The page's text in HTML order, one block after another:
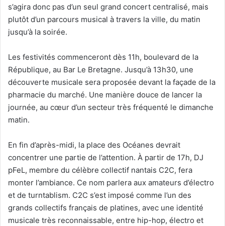
s’agira donc pas d’un seul grand concert centralisé, mais
plutôt d’un parcours musical à travers la ville, du matin
jusqu’à la soirée.
Les festivités commenceront dès 11h, boulevard de la
République, au Bar Le Bretagne. Jusqu’à 13h30, une
découverte musicale sera proposée devant la façade de la
pharmacie du marché. Une manière douce de lancer la
journée, au cœur d’un secteur très fréquenté le dimanche
matin.
En fin d’après-midi, la place des Océanes devrait
concentrer une partie de l’attention. À partir de 17h, DJ
pFeL, membre du célèbre collectif nantais C2C, fera
monter l’ambiance. Ce nom parlera aux amateurs d’électro
et de turntablism. C2C s’est imposé comme l’un des
grands collectifs français de platines, avec une identité
musicale très reconnaissable, entre hip-hop, électro et